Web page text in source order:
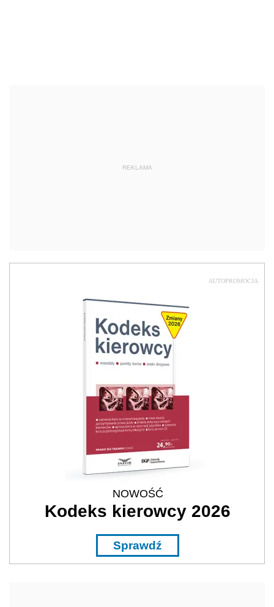
REKLAMA
AUTOPROMOCJA
NOWOŚĆ
Kodeks kierowcy 2026
Sprawdź